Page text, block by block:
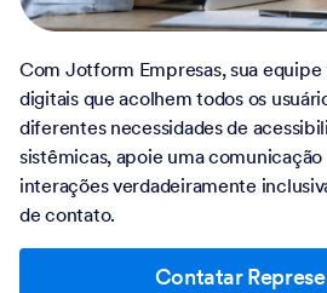
Com Jotform Empresas, sua
digitais que acolhem todos os
diferentes necessidades de
sistêmicas, apoie uma
interações verdadeiramente
de contato.
Contatar